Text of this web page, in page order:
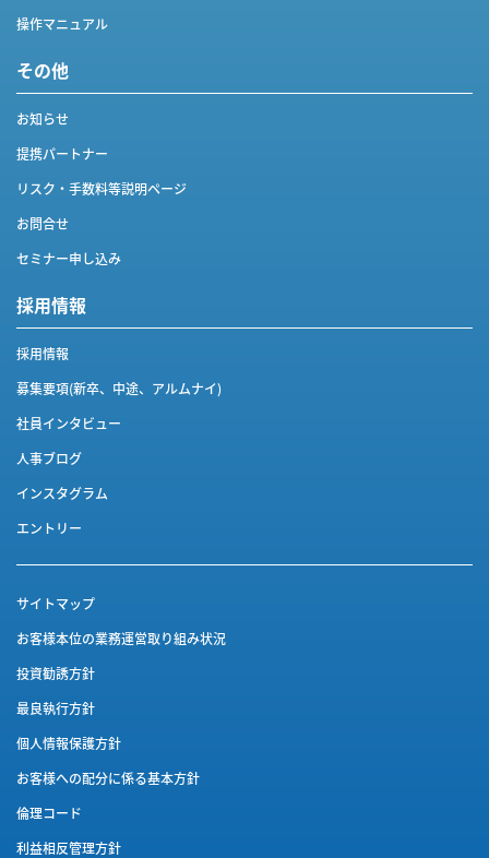
操作マニュアル
その他
お知らせ
提携パートナー
リスク・手数料等説明ページ
お問合せ
セミナー申し込み
採用情報
採用情報
募集要項(新卒、中途、アルムナイ)
社員インタビュー
人事ブログ
インスタグラム
エントリー
サイトマップ
お客様本位の業務運営取り組み状況
投資勧誘方針
最良執行方針
個人情報保護方針
お客様への配分に係る基本方針
倫理コード
利益相反管理方針